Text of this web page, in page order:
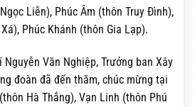
Liễn), Phúc Âm (thôn Truy Đình),
Phúc Khánh (thôn Gia Lạp).
Văn Nghiệp, Trưởng ban Xây
đoàn đã đến thăm, chúc mừng tại
Hà Thắng), Vạn Linh (thôn Phú